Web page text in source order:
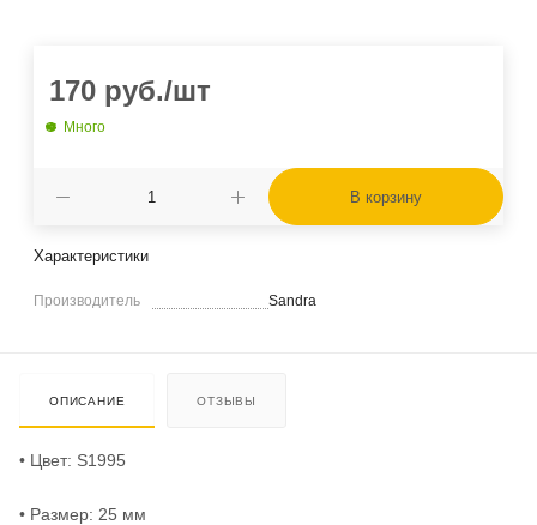
170 руб./шт
Много
В корзину
Характеристики
Производитель Sandra
ОПИСАНИЕ ОТЗЫВЫ
• Цвет: S1995
• Размер: 25 мм